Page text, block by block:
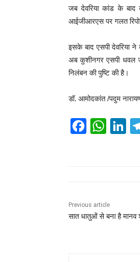
जब देवरिया कांड के
आईजीआरएस पर गलत
इसके बाद एसपी देवरिया
अब कुशीनगर एसपी धवल
निलंबन की पुष्टि की है।
डॉ. आमोदकांत /पदुम
F
o
o
W
p
p
Li
Previous article
सात धातुओं से बना है मानव